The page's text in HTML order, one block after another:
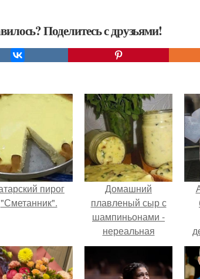
Поделитесь с друзьями!
пирог
"Сметанник".
Домашний
плавленый сыр с
шампиньонами -
нереальная
вкуснятина/.